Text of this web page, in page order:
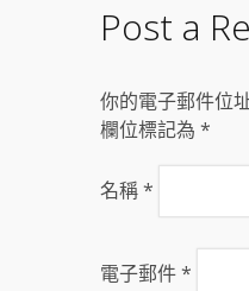
Post a
你的電子郵件位
欄位標記為 *
名稱*
電子郵件*